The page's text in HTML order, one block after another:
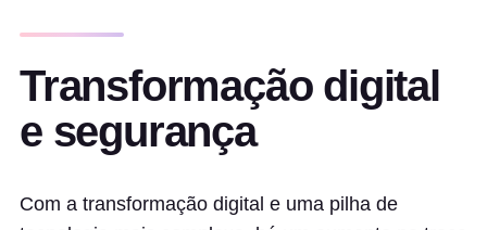
Transformação digital
e segurança
Com a transformação digital e uma pilha de